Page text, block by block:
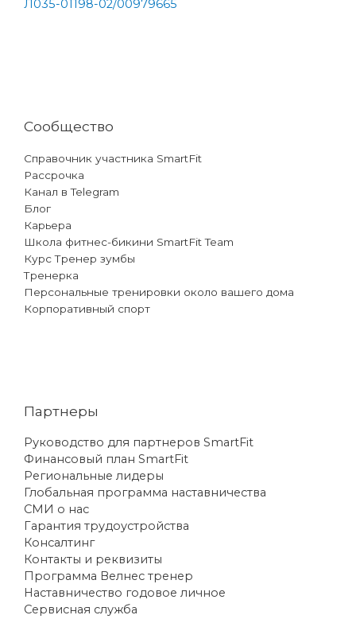
Л035-01198-02/00979665
Сообщество
Справочник участника SmartFit
Рассрочка
Канал в Telegram
Блог
Карьера
Школа фитнес-бикини SmartFit Team
Курс Тренер зумбы
Тренерка
Персональные тренировки около вашего дома
Корпоративный спорт
Партнеры
Руководство для партнеров SmartFit
Финансовый план SmartFit
Региональные лидеры
Глобальная программа наставничества
СМИ о нас
Гарантия трудоустройства
Консалтинг
Контакты и реквизиты
Программа Велнес тренер
Наставничество годовое личное
Сервисная служба